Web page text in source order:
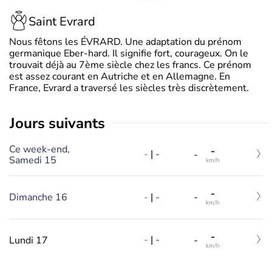
Saint Evrard
Nous fêtons les ÉVRARD. Une adaptation du prénom
germanique Eber-hard. Il signifie fort, courageux. On le
trouvait déjà au 7ème siècle chez les francs. Ce prénom
est assez courant en Autriche et en Allemagne. En
France, Evrard a traversé les siècles très discrètement.
jours suivants
Ce week-end,
Samedi 15
- | - - -
km/h
Dimanche 16 - | - - -
km/h
Lundi 17 - | - - -
km/h